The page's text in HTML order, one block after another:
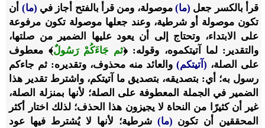
قرأ بالكسر جعل (ما)موصولة، ومن قرأ بالفتح أجاز في (ما) أن
تكون موصولة أو شرطية، وعند جعلها موصولة تكون مرفوعة
على الابتداء، وتحتاج إلى أن يعود عليها الضمير من صلتها،
والتقدير: لما آتيتكموه، وقوله: ﴿ثم جَاءَكُمْ رَسُولٌ﴾ معطوف
على الصلة، (آتيتكم)والعائد منه محذوف، وتقديره: ثم جاءكم
رسول به؛ أي: بتصديقه، بتصديق ما آتيتكم، واشترط تقدير هذا
الضمير في الجملة المعطوفة على الصلة؛ لأنها بمنزلة الصلة،
غير أن كثيرًا من النحاة لا يجيزون هذا الحذف؛ لذلك اختار أكثر
المحققين أن تكون (ما) شرطية؛ لأنها لا يُشترط فيها عود